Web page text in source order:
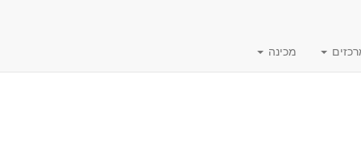
מכינה